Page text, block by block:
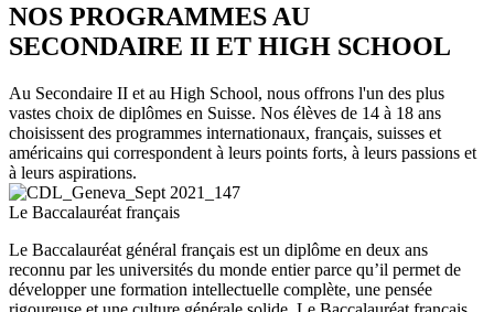
NOS PROGRAMMES AU
SECONDAIRE II ET HIGH SCHOOL
Au Secondaire II et au High School, nous offrons l'un des plus
vastes choix de diplômes en Suisse. Nos élèves de 14 à 18 ans
choisissent des programmes internationaux, français, suisses et
américains qui correspondent à leurs points forts, à leurs passions et
à leurs aspirations.
Le Baccalauréat français
Le Baccalauréat général français est un diplôme en deux ans
reconnu par les universités du monde entier parce qu’il permet de
développer une formation intellectuelle complète, une pensée